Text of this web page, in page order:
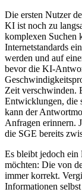
Die ersten Nutzer
KI ist noch zu
komplexen Suchen
Internetstandards
werden und auf
bevor die KI-
Zeit verschwinden.
Entwicklungen, die
kann der
Anfragen erinnern.
die SGE bereits
Es bleibt jedoch ein
möchten: Die von
immer korrekt.
Informationen